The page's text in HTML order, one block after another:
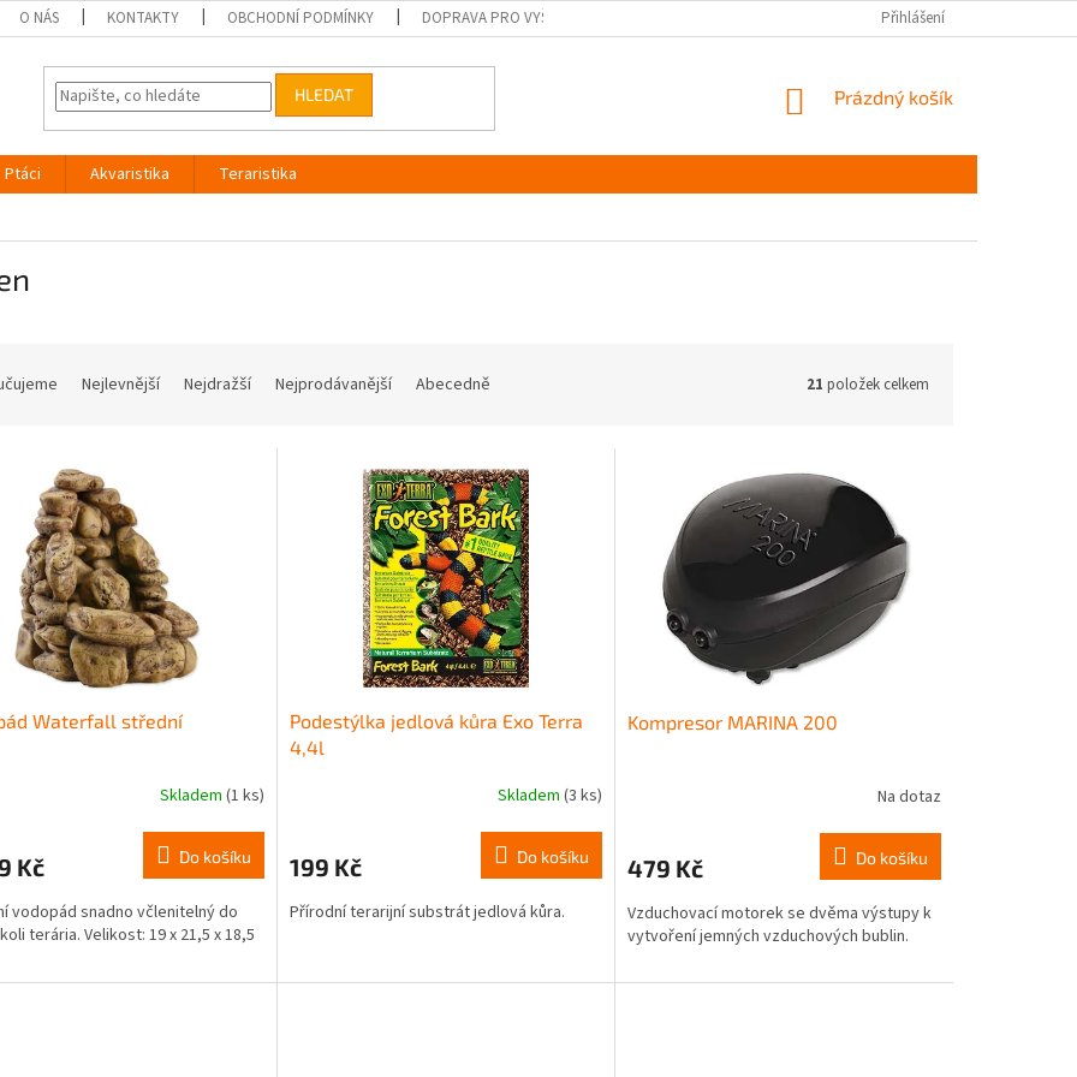
O NÁS KONTAKTY OBCHODNÍ PODMÍNKY DOPRAVA PRO VYŠKOV NAPIŠTE NÁMPřihlášení
HLEDAT
NÁKUPNÍ
Prázdný košík
Ptáci Akvaristika
Teraristika
Nejlevnější Nejdražší Nejprodávanější Abecedně 21 položek celkem
Waterfall střední
Skladem (1 ks)
Kč Do košíku
vodopád snadno včlenitelný do
terária. Velikost: 19 x 21,5 x 18,5
Podestýlka jedlová kůra Exo Terra
4,4l
Skladem (3 ks)
199 Kč Do košíku
Přírodní terarijní substrát jedlová kůra.
Kompresor MARINA 200
Na dotaz
479 Kč Do košíku
Vzduchovací motorek se dvěma výstupy k
vytvoření jemných vzduchových bublin.